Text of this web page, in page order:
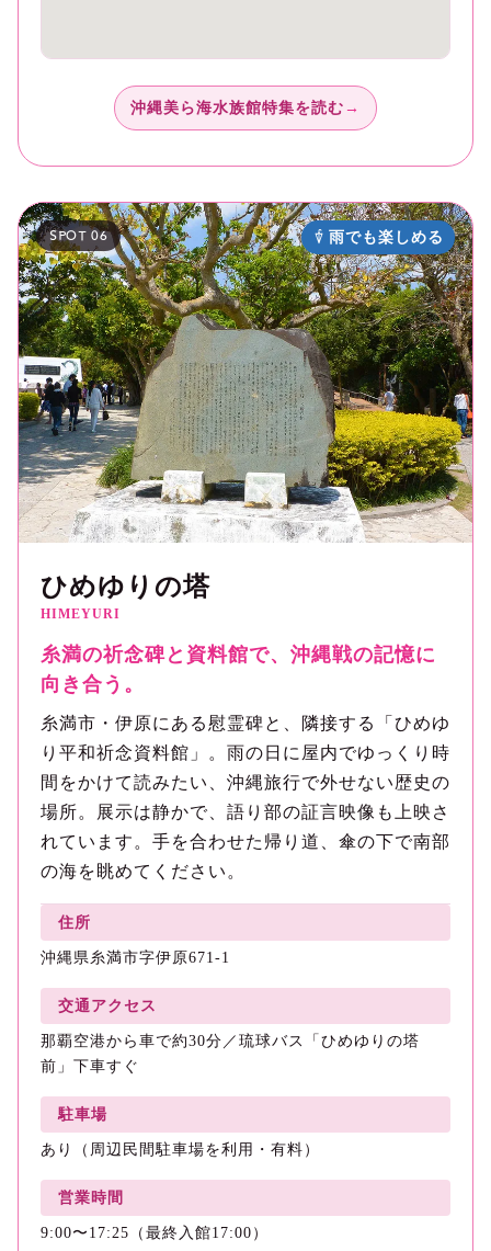
沖縄美ら海水族館特集を読む
SPOT 06 雨でも楽しめる
ひめゆりの塔
HIMEYURI
糸満の祈念碑と資料館で、沖縄戦の記憶に
向き合う。
糸満市・伊原にある慰霊碑と、隣接する「ひめゆ
り平和祈念資料館」。雨の日に屋内でゆっくり時
間をかけて読みたい、沖縄旅行で外せない歴史の
場所。展示は静かで、語り部の証言映像も上映さ
れています。手を合わせた帰り道、傘の下で南部
の海を眺めてください。
住所
沖縄県糸満市字伊原671-1
交通アクセス
那覇空港から車で約30分／琉球バス「ひめゆりの塔
前」下車すぐ
駐車場
あり（周辺民間駐車場を利用・有料）
営業時間
9:00〜17:25（最終入館17:00）